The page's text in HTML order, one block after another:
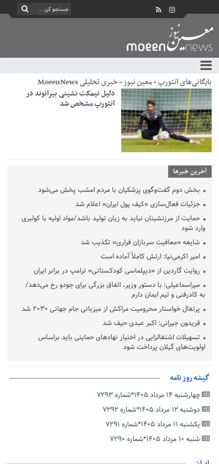
بایگانی‌های آنتورپ - معین نیوز - خبری تحلیلی MoeenNews
دلیل نیمکت نشینی بیرانوند در
آنتورپ مشخص شد
آخرین خبرها
بخش دوم گفت‌وگوی پزشکیان با مردم امشب پخش می‌شود
جزئیات فعال‌سازی «کیف پول ایران» اعلام شد
حمایت از مرزنشینان نباید به زیان تولید باشد/مواد اولیه با کولبری
وارد شود
شایعه «معافیت سربازان فراری» تکذیب شد
امیر اکرمی‌نیا: ارتش کاملاً آماده است
روایت گاردین از «دیپلماسی کودکستانی» ترامپ در برابر ایران
میراسماعیلی: با دستور وزیر، اتفاق بزرگی برای جودو رخ می‌دهد/
به کادرفنی و تیم ایمان دارم
پرتغال خواستار محرومیت مراکش از میزبانی جام جهانی ۲۰۳۰ شد
فریدون جیرانی: اکبر عبدی حیف شد
تسهیلات اشتغالزایی در اختیار نهادهای حمایتی باید براساس
اولویت‌های گیلان پرداخت شود
دفتر رهبر انقلاب: مطالب خارج از مراجع رسمی فاقد سندیت است
بقائی: فضای مذاکرات فنی و سیاسی ایران و عمان درباره تنگه هرمز،
مثبت است
رئیس سازمان جهاد کشاورزی استان: کشاورزان گیلان نسبت به
دریافت یارانه کود اقدام کنند
گیشه روز نامه
چهارشنبه ۱۴ مرداد ۱۴۰۵*شماره ۷۲۹۳
دوشنبه ۱۲ مرداد ۱۴۰۵*شماره ۷۲۹۲
یکشنبه ۱۱ مرداد ۱۴۰۵*شماره ۷۲۹۱
شنبه ۱۰ مرداد ۱۴۰۵*شماره ۷۲۹۰